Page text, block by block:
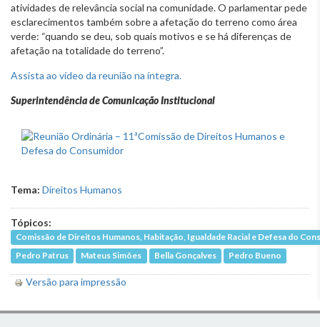
atividades de relevância social na comunidade. O parlamentar pede
esclarecimentos também sobre a afetação do terreno como área
verde: “quando se deu, sob quais motivos e se há diferenças de
afetação na totalidade do terreno”.
Assista ao vídeo da reunião na íntegra.
Superintendência de Comunicação Institucional
Tema: Direitos Humanos
Tópicos:
Comissão de Direitos Humanos, Habitação, Igualdade Racial e Defesa do
Pedro Patrus
Mateus Simões Bella Gonçalves Pedro Bueno
Versão para impressão